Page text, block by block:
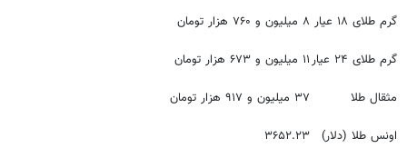
گرم طلای ۱۸ عیار ۸ میلیون و ۷۶۰ هزار تومان
گرم طلای ۲۴ عیار ۱۱ میلیون و ۶۷۳ هزار تومان
مثقال طلا ۳۷ میلیون و ۹۱۷ هزار تومان
اونس طلا (دلار) ۳۶۵۲.۲۳